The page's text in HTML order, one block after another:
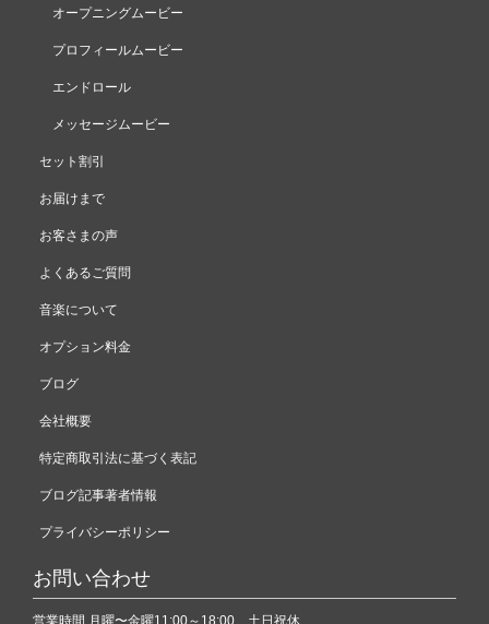
オープニングムービー
プロフィールムービー
エンドロール
メッセージムービー
セット割引
お届けまで
お客さまの声
よくあるご質問
音楽について
オプション料金
ブログ
会社概要
特定商取引法に基づく表記
ブログ記事著者情報
プライバシーポリシー
お問い合わせ
営業時間 月曜〜金曜11:00～18:00 土日祝休